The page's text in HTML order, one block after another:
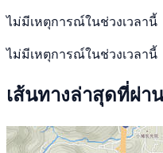
ไม่มีเหตุการณ์ในช่วงเวลานี้
ไม่มีเหตุการณ์ในช่วงเวลานี้
เส้นทางล่าสุดที่ผ่